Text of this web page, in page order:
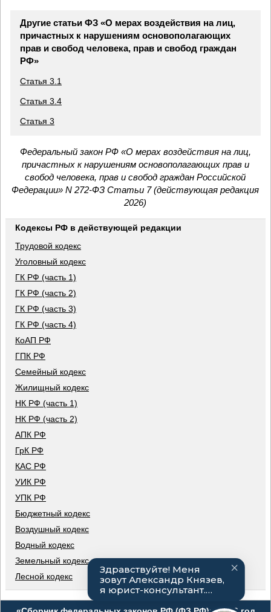
Другие статьи ФЗ «О мерах воздействия на лиц,
причастных к нарушениям основополагающих
прав и свобод человека, прав и свобод граждан
РФ»
Статья 3.1
Статья 3.4
Статья 3
Федеральный закон РФ «О мерах воздействия на лиц,
причастных к нарушениям основополагающих прав и
свобод человека, прав и свобод граждан Российской
Федерации» N 272-ФЗ Статьи 7 (действующая редакция
2026)
Кодексы РФ в действующей редакции
Трудовой кодекс
Уголовный кодекс
ГК РФ (часть 1)
ГК РФ (часть 2)
ГК РФ (часть 3)
ГК РФ (часть 4)
КоАП РФ
ГПК РФ
Семейный кодекс
Жилищный кодекс
НК РФ (часть 1)
НК РФ (часть 2)
АПК РФ
ГрК РФ
КАС РФ
УИК РФ
УПК РФ
Бюджетный кодекс
Воздушный кодекс
Водный кодекс
Земельный кодекс
Лесной кодекс